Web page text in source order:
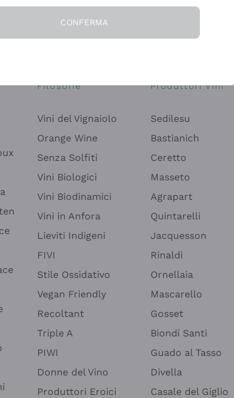
il catalogo
Filosofie
Vini del Vignaiolo
Orange Wine
Senza Solfiti
Vini Biologici
Vini Biodinamici
Vini in Anfora
Lieviti Indigeni
FIVI
Stile Ossidativo
Vegan Friendly
Recoltant
Triple A
PIWI
Donne del Vino
Produttori Eroici
Produttori Vini
Sedilesu
Bastianich
Ceretto
Masseto
Agrapart
Quintarelli
Jacquesson
Rinaldi
Ornellaia
Mascarello
Gosset
Biondi Santi
Guado al Tasso
Divella
Casale del Giglio
CONFERMA